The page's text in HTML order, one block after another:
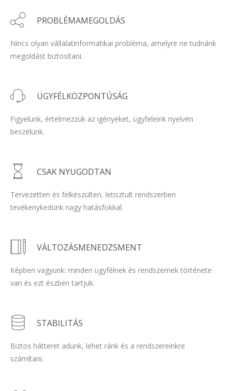
PROBLÉMAMEGOLDÁS
Nincs olyan vállalatinformatikai probléma, amelyre ne tudnánk
megoldást biztosítani.
ÜGYFÉLKÖZPONTÚSÁG
Figyelünk, értelmezzük az igényeket, ügyfeleink nyelvén
beszélünk.
CSAK NYUGODTAN
Tervezetten és felkészülten, letisztult rendszerben
tevékenykedünk nagy hatásfokkal.
VÁLTOZÁSMENEDZSMENT
Képben vagyunk: minden ügyfélnek és rendszernek története
van és ezt észben tartjuk.
STABILITÁS
Biztos hátteret adunk, lehet ránk és a rendszereinkre
számítani.